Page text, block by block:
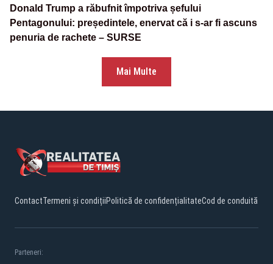
Donald Trump a răbufnit împotriva șefului
Pentagonului: președintele, enervat că i s-ar fi ascuns
penuria de rachete – SURSE
Mai Multe
ContactTermeni și condițiiPolitică de confidențialitateCod de conduită
Parteneri: